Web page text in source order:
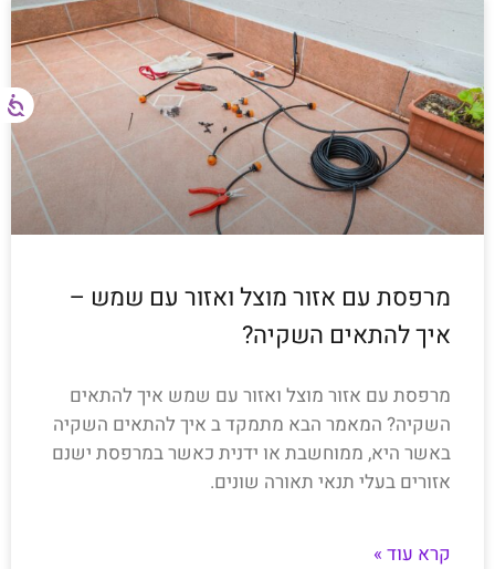
מרפסת עם אזור מוצל ואזור עם שמש –
איך להתאים השקיה?
מרפסת עם אזור מוצל ואזור עם שמש איך להתאים
השקיה? המאמר הבא מתמקד ב איך להתאים השקיה
באשר היא, ממוחשבת או ידנית כאשר במרפסת ישנם
אזורים בעלי תנאי תאורה שונים.
קרא עוד »